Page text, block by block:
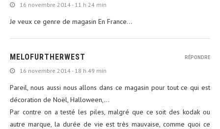
16 novembre 2014 - 11 h 24 min
Je veux ce genre de magasin En France…
MELOFURTHERWEST
16 novembre 2014 - 18 h 49 min
Pareil, nous aussi nous allons dans ce magasin pour tout ce qui est
décoration de Noël, Halloween,…
Par contre on a testé les piles, malgré que ce soit des kodak ou
autre marque, la durée de vie est très mauvaise, comme quoi ce
RÉPONDRE